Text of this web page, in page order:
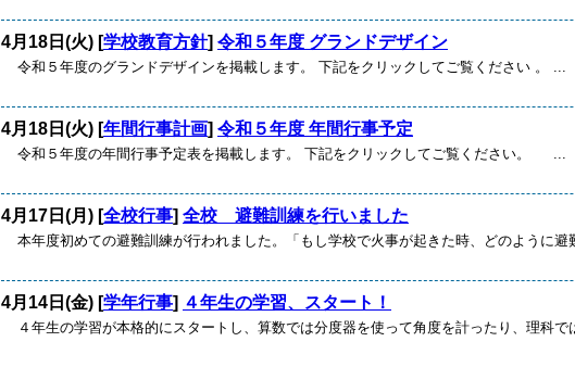
4月18日(火) [学校教育方針] 令和５年度 グランドデザイン
令和５年度のグランドデザインを掲載します。 下記をクリックしてご覧ください 。 ...
4月18日(火) [年間行事計画] 令和５年度 年間行事予定
令和５年度の年間行事予定表を掲載します。 下記をクリックしてご覧ください。 ...
4月17日(月) [全校行事] 全校 避難訓練を行いました
本年度初めての避難訓練が行われました。「もし学校で火事が起きた時、どのように避
4月14日(金) [学年行事] ４年生の学習、スタート！
４年生の学習が本格的にスタートし、算数では分度器を使って角度を計ったり、理科で